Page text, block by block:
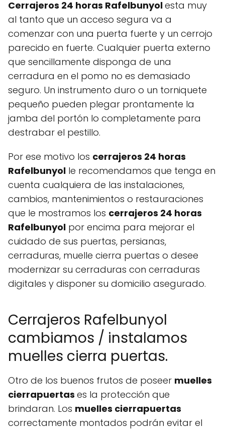
Cerrajeros 24 horas Rafelbunyolesta muy
al tanto que un acceso segura va a
comenzar con una puerta fuerte y un cerrojo
parecido en fuerte. Cualquier puerta externo
que sencillamente disponga de una
cerradura en el pomo no es demasiado
seguro. Un instrumento duro o un torniquete
pequeño pueden plegar prontamente la
jamba del portón lo completamente para
destrabar el pestillo.
Por ese motivo los cerrajeros 24 horas
Rafelbunyol le recomendamos que tenga en
cuenta cualquiera de las instalaciones,
cambios, mantenimientos o restauraciones
que le mostramos los cerrajeros 24 horas
Rafelbunyol por encima para mejorar el
cuidado de sus puertas, persianas,
cerraduras, muelle cierra puertas o desee
modernizar su cerraduras con cerraduras
digitales y disponer su domicilio asegurado.
Cerrajeros Rafelbunyol
cambiamos / instalamos
muelles cierra puertas.
Otro de los buenos frutos de poseer muelles
cierrapuertas es la protección que
brindaran. Los muelles cierrapuertas
correctamente montados podrán evitar el